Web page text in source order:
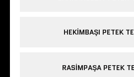
HEKIMBAŞI PETEK
RASIMPAŞA PETEK